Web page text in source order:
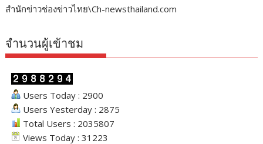
สำนักข่าวช่องข่าวไทย\Ch-newsthailand.com
จำนวนผู้เข้าชม
Users Today : 2900
Users Yesterday : 2875
Total Users : 2035807
Views Today : 31223